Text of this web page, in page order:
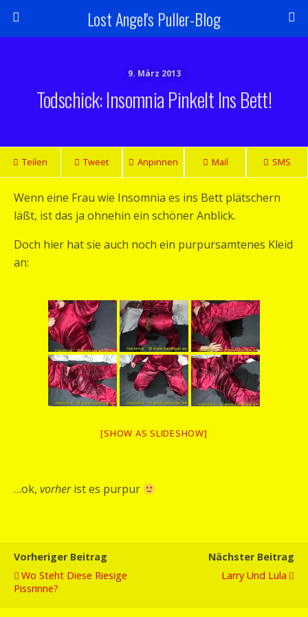
Lost Angel's Puller-Blog
9. März 2013
Todschick: Insomnia Pinkelt Ins Bett!
Teilen Tweet Anpinnen Mail SMS
Wenn eine Frau wie Insomnia es ins Bett plätschern
läßt, ist das ja ohnehin ein schöner Anblick.
Doch hier hat sie auch noch ein purpursamtenes Kleid
an:
[SHOW AS SLIDESHOW]
…ok, vorherist es purpur
Vorheriger Beitrag
Wo Steht Diese Riesige
Pissrinne?
Nächster Beitrag
Larry Und Lula